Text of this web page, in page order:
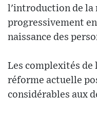
l'introduction de la
progressivement
naissance des
Les complexités
réforme actuelle
considérables aux